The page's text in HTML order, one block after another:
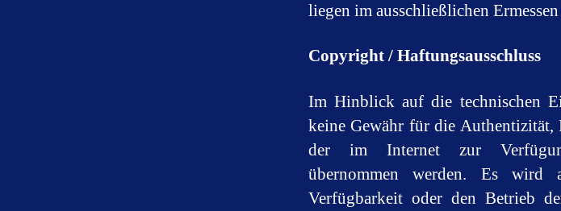
liegen im ausschließlichen
Copyright / Haftungsausschluss
Im Hinblick auf die technischen
keine Gewähr für die
der im Internet zur
übernommen werden. Es
Verfügbarkeit oder den Betrieb